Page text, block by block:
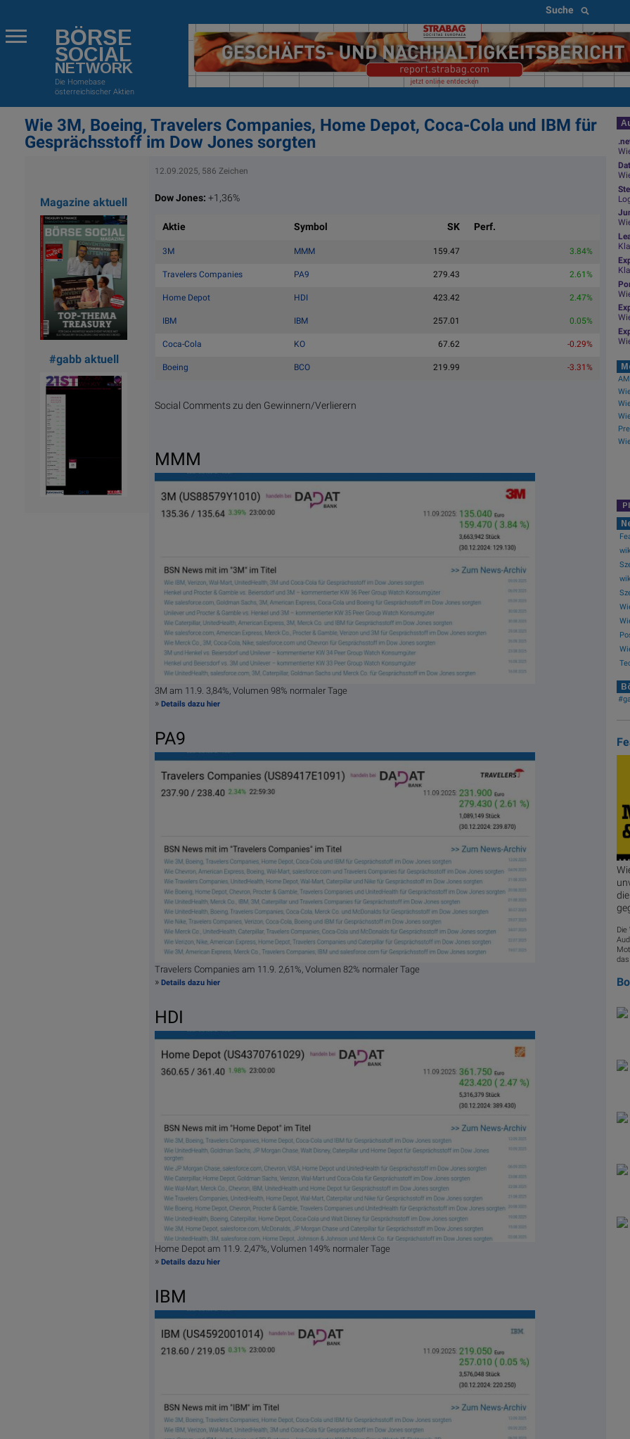
Suche
BÖRSE
SOCIAL
NETWORK
Die Homebase
österreichischer Aktien
Wie 3M, Boeing, Travelers Companies, Home Depot, Coca-Cola und IBM für
Gesprächsstoff im Dow Jones sorgten
Magazine aktuell
#gabb aktuell
12.09.2025, 586 Zeichen
Dow Jones: +1,36%
Aktie Symbol SK Perf.
3M MMM 159.47 3.84%
Travelers Companies PA9 279.43 2.61%
Home Depot HDI 423.42 2.47%
IBM IBM 257.01 0.05%
Coca-Cola KO 67.62 -0.29%
Boeing BCO 219.99 -3.31%
Social Comments zu den Gewinnern/Verlierern
MMM
3M am 11.9. 3,84%, Volumen 98% normaler Tage
» Details dazu hier
PA9
Travelers Companies am 11.9. 2,61%, Volumen 82% normaler Tage
» Details dazu hier
HDI
Home Depot am 11.9. 2,47%, Volumen 149% normaler Tage
» Details dazu hier
IBM